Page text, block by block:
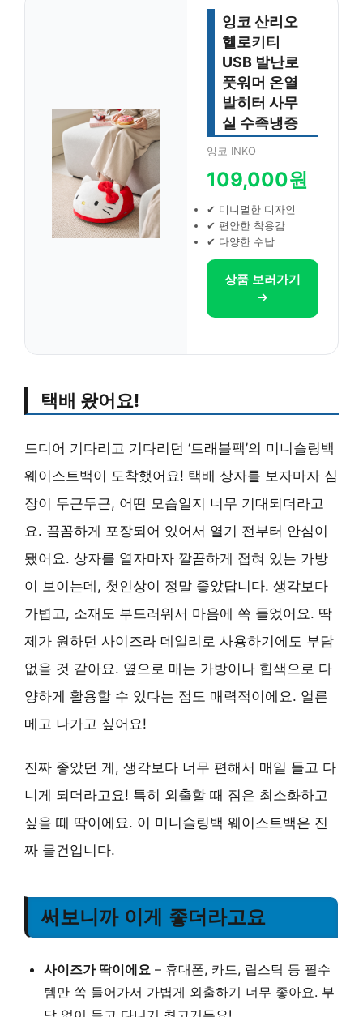
잉코 산리오
헬로키티
USB 발난로
풋워머 온열
발히터 사무
실 수족냉증
잉코 INKO
109,000원
✔ 미니멀한 디자인
✔ 편안한 착용감
✔ 다양한 수납
상품 보러가기
→
택배 왔어요!
드디어 기다리고 기다리던 ‘트래블팩’의 미니슬링백
웨이스트백이 도착했어요! 택배 상자를 보자마자 심
장이 두근두근, 어떤 모습일지 너무 기대되더라고
요. 꼼꼼하게 포장되어 있어서 열기 전부터 안심이
됐어요. 상자를 열자마자 깔끔하게 접혀 있는 가방
이 보이는데, 첫인상이 정말 좋았답니다. 생각보다
가볍고, 소재도 부드러워서 마음에 쏙 들었어요. 딱
제가 원하던 사이즈라 데일리로 사용하기에도 부담
없을 것 같아요. 옆으로 매는 가방이나 힙색으로 다
양하게 활용할 수 있다는 점도 매력적이에요. 얼른
메고 나가고 싶어요!
진짜 좋았던 게, 생각보다 너무 편해서 매일 들고 다
니게 되더라고요! 특히 외출할 때 짐은 최소화하고
싶을 때 딱이에요. 이 미니슬링백 웨이스트백은 진
짜 물건입니다.
써보니까 이게 좋더라고요
사이즈가 딱이에요 – 휴대폰, 카드, 립스틱 등 필수
템만 쏙 들어가서 가볍게 외출하기 너무 좋아요. 부